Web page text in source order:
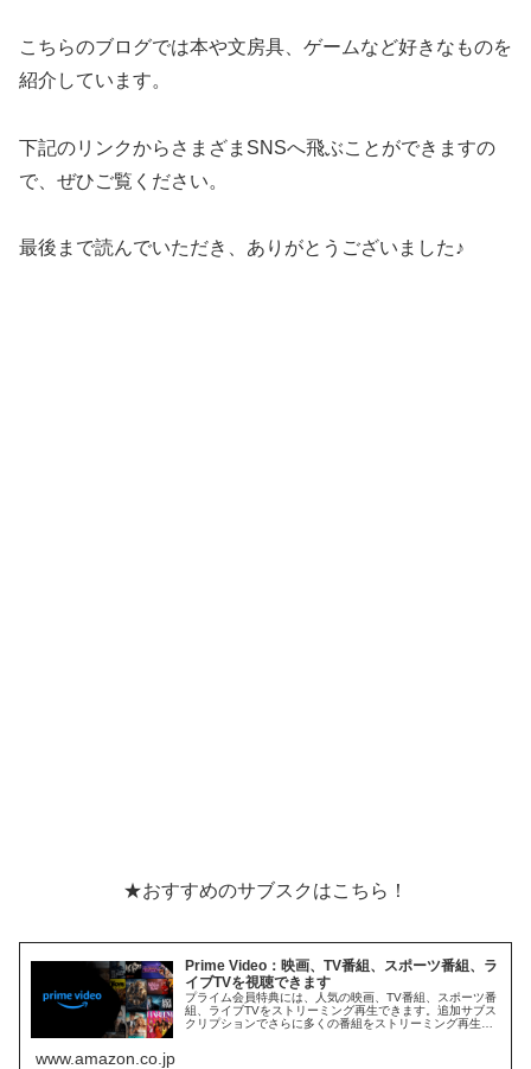
こちらのブログでは本や文房具、ゲームなど好きなものを
紹介しています。
下記のリンクからさまざまSNSへ飛ぶことができますの
で、ぜひご覧ください。
最後まで読んでいただき、ありがとうございました♪
★おすすめのサブスクはこちら！
Prime Video：映画、TV番組、スポーツ番組、ラ
イブTVを視聴できます
プライム会員特典には、人気の映画、TV番組、スポーツ番
組、ライブTVをストリーミング再生できます。追加サブス
クリプションでさらに多くの番組をストリーミング再生で
www.amazon.co.jp